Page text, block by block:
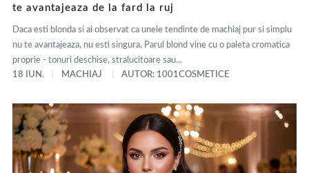
te avantajeaza de la fard la ruj
Daca esti blonda si ai observat ca unele tendinte de machiaj pur si simplu
nu te avantajeaza, nu esti singura. Parul blond vine cu o paleta cromatica
proprie - tonuri deschise, stralucitoare sau...
18 IUN.
MACHIAJ AUTOR: 1001COSMETICE